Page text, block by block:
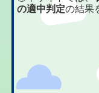
の適中判定の結果